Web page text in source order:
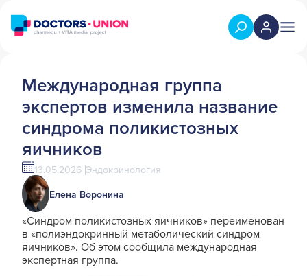
Международная группа
экспертов изменила название
синдрома поликистозных
яичников
13.05.2026 Эндокринология
Елена Воронина
«Синдром поликистозных яичников» переименован
в «полиэндокринный метаболический синдром
яичников». Об этом сообщила международная
экспертная группа.